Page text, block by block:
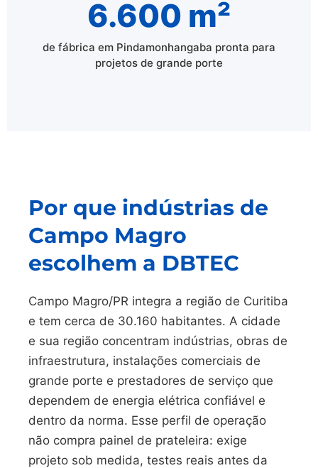
6.600 m²
de fábrica em Pindamonhangaba pronta para
projetos de grande porte
Por que indústrias de
Campo Magro
escolhem a DBTEC
Campo Magro/PR integra a região de Curitiba
e tem cerca de 30.160 habitantes. A cidade
e sua região concentram indústrias, obras de
infraestrutura, instalações comerciais de
grande porte e prestadores de serviço que
dependem de energia elétrica confiável e
dentro da norma. Esse perfil de operação
não compra painel de prateleira: exige
projeto sob medida, testes reais antes da